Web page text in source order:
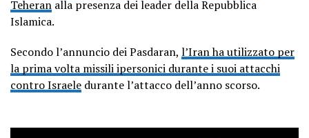
Teheran alla presenza dei leader della Repubblica
Islamica.
Secondo l’annuncio dei Pasdaran, l’Iran ha utilizzato per
la prima volta missili ipersonici durante i suoi attacchi
contro Israele durante l’attacco dell’anno scorso.